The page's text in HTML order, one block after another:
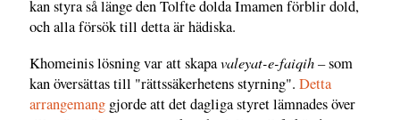
kan styra så länge den Tolfte dolda Imamen förblir dold,
och alla försök till detta är hädiska.
Khomeinis lösning var att skapavaleyat-e-faiqih –som
kan översättas till "rättssäkerhetens styrning". Detta
arrangemang gjorde att det dagliga styret lämnades över